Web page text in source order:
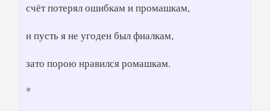
счёт потерял ошибкам и промашкам,
и пусть я не угоден был фиалкам,
зато порою нравился ромашкам.
*